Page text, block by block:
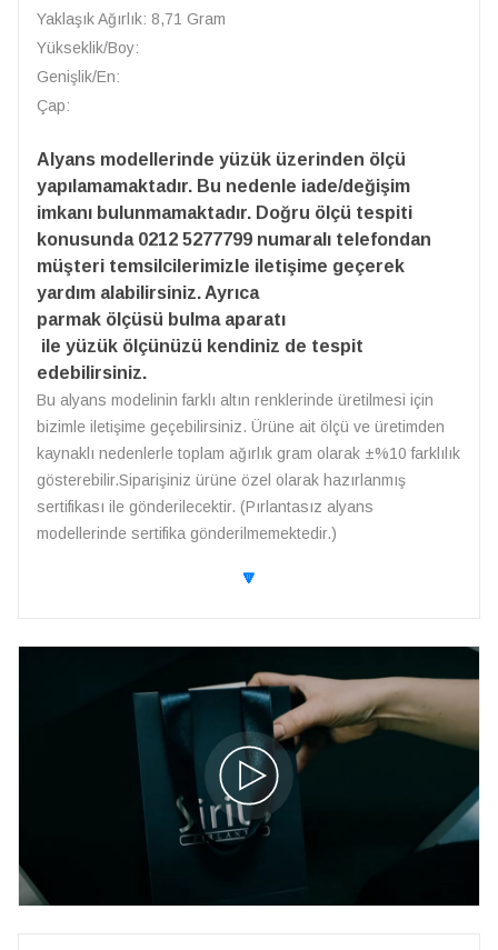
Yaklaşık Ağırlık: 8,71 Gram
Yükseklik/Boy:
Genişlik/En:
Çap:
Alyans modellerinde yüzük üzerinden ölçü
yapılamamaktadır. Bu nedenle iade/değişim
imkanı bulunmamaktadır. Doğru ölçü tespiti
konusunda 0212 5277799 numaralı telefondan
müşteri temsilcilerimizle iletişime geçerek
yardım alabilirsiniz. Ayrıca
parmak ölçüsü bulma aparatı
ile yüzük ölçünüzü kendiniz de tespit
edebilirsiniz.
Bu alyans modelinin farklı altın renklerinde üretilmesi için
bizimle iletişime geçebilirsiniz. Ürüne ait ölçü ve üretimden
kaynaklı nedenlerle toplam ağırlık gram olarak ±%10 farklılık
gösterebilir.Siparişiniz ürüne özel olarak hazırlanmış
sertifikası ile gönderilecektir. (Pırlantasız alyans
modellerinde sertifika gönderilmemektedir.)
🔽